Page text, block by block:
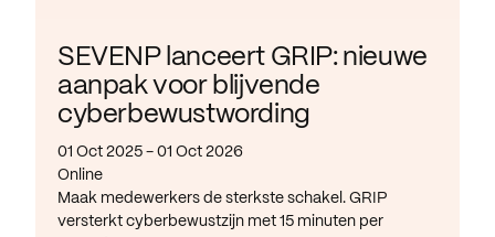
SEVENP lanceert GRIP: nieuwe
aanpak voor blijvende
cyberbewustwording
01 Oct 2025 - 01 Oct 2026
Online
Maak medewerkers de sterkste schakel. GRIP
versterkt cyberbewustzijn met 15 minuten per